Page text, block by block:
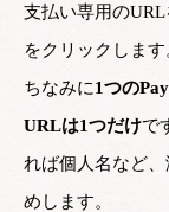
支払い専用の
をクリックします
ちなみに1つの
URLは1つだけで
れば個人名など
めします。